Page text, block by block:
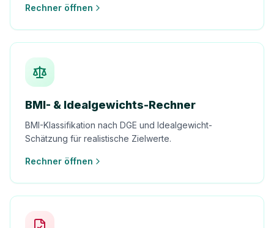
Rechner öffnen
BMI- & Idealgewichts-Rechner
BMI-Klassifikation nach DGE und Idealgewicht-
Schätzung für realistische Zielwerte.
Rechner öffnen